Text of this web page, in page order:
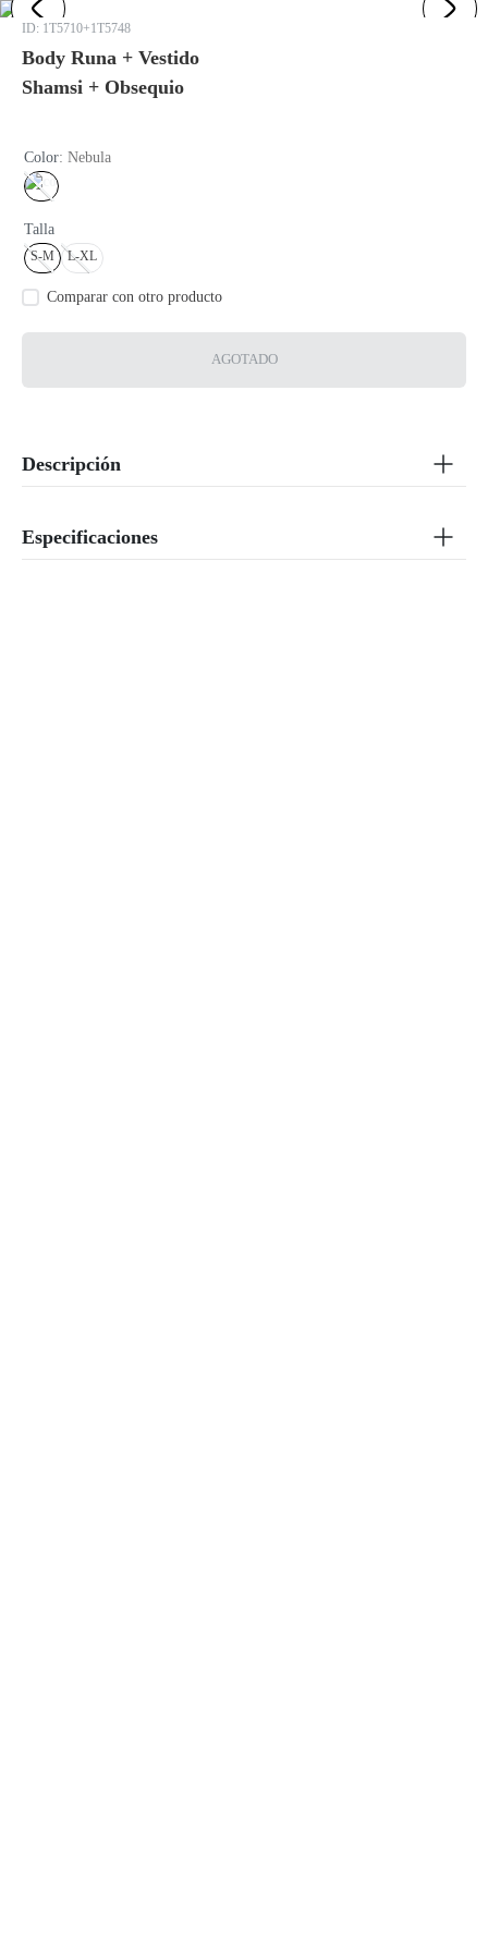
: 1T5710+1T5748
Body Runa + Vestido
Shamsi + Obsequio
Color: Nebula
Talla
S-M L-XL
AGOTADO
Descripción
Especificaciones